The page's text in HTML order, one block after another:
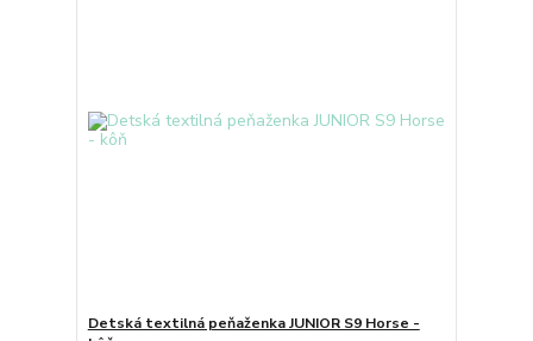
Detská textilná peňaženka JUNIOR S9 Horse -